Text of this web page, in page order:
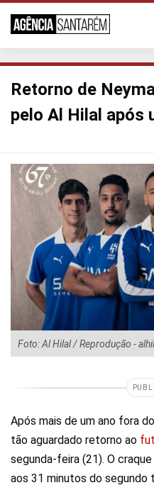
Retorno de
pelo Al Hilal após
Foto: Al Hilal / Reprodução -
Após mais de um ano fora
tão aguardado retorno ao
segunda-feira (21). O
aos 31 minutos do